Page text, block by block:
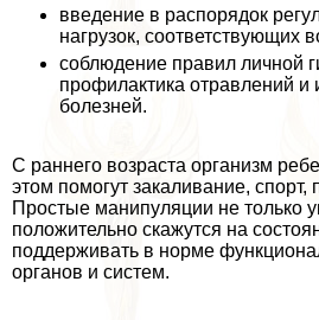
введение в распорядок
нагрузок, соответствующих
соблюдение правил личной
профилактика отравлений
болезней.
С раннего возраста организм
этом помогут закаливание,
Простые манипуляции не только
положительно скажутся на
поддерживать в норме
органов и систем.